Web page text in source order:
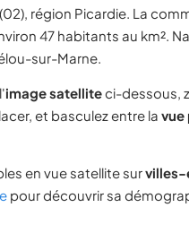
région Picardie. La
47 habitants au km².
sur-Marne.
image satelliteci-dessous,
et basculez entre la vue
en vue satellite sur
pour découvrir sa